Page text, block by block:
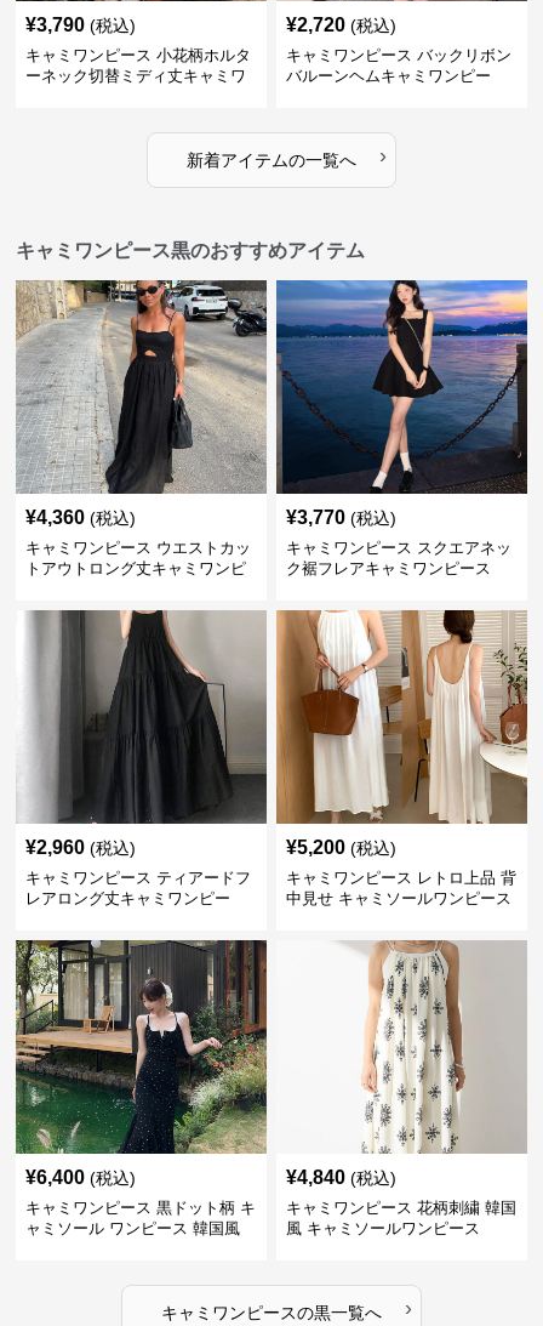
¥3,790 (税込)
キャミワンピース 小花柄ホルタ
ーネック切替ミディ丈キャミワ
¥2,720 (税込)
キャミワンピース バックリボン
バルーンヘムキャミワンピー
新着アイテムの一覧へ ›
キャミワンピース黒のおすすめアイテム
¥4,360 (税込)
キャミワンピース ウエストカッ
トアウトロング丈キャミワンピ
¥3,770 (税込)
キャミワンピース スクエアネッ
ク裾フレアキャミワンピース
¥2,960 (税込)
キャミワンピース ティアードフ
レアロング丈キャミワンピー
¥5,200 (税込)
キャミワンピース レトロ上品 背
中見せ キャミソールワンピース
¥6,400 (税込)
キャミワンピース 黒ドット柄 キ
ャミソール ワンピース 韓国風
¥4,840 (税込)
キャミワンピース 花柄刺繍 韓国
風 キャミソールワンピース
キャミワンピースの黒一覧へ ›